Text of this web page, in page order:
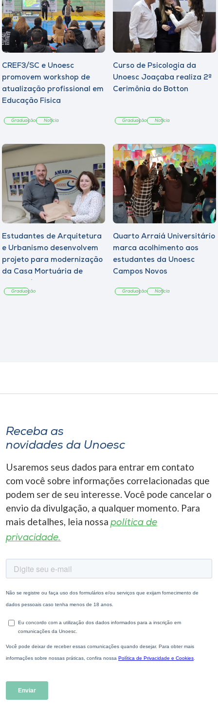
CREF3/SC e Unoesc
promovem workshop de
atualização profissional em
Educação Física
Graduação Notícia
Curso de Psicologia da
Unoesc Joaçaba realiza 2ª
Cerimônia do Botton
Graduação Notícia
Estudantes de Arquitetura
e Urbanismo desenvolvem
projeto para modernização
da Casa Mortuária de
Graduação
Quarto Arraiá Universitário
marca acolhimento aos
estudantes da Unoesc
Campos Novos
Graduação Notícia
Receba as
novidades da Unoesc
Usaremos seus dados para entrar em contato
com você sobre informações correlacionadas que
podem ser de seu interesse. Você pode cancelar o
envio da divulgação, a qualquer momento. Para
mais detalhes, leia nossa política de
privacidade.